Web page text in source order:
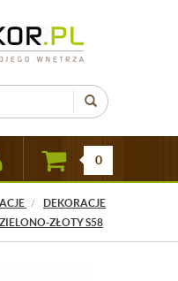
0
DEKORACJE
ZŁOTY S58